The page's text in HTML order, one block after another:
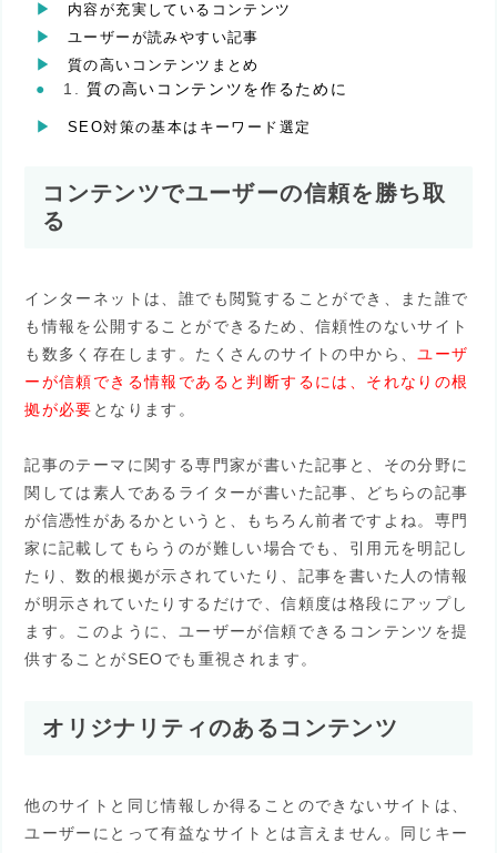
内容が充実しているコンテンツ
ユーザーが読みやすい記事
質の高いコンテンツまとめ
質の高いコンテンツを作るために
SEO対策の基本はキーワード選定
コンテンツでユーザーの信頼を勝ち取
る
インターネットは、誰でも閲覧することができ、また誰で
も情報を公開することができるため、信頼性のないサイト
も数多く存在します。たくさんのサイトの中から、ユーザ
ーが信頼できる情報であると判断するには、それなりの根
拠が必要 となります。
記事のテーマに関する専門家が書いた記事と、その分野に
関しては素人であるライターが書いた記事、どちらの記事
が信憑性があるかというと、もちろん前者ですよね。専門
家に記載してもらうのが難しい場合でも、引用元を明記し
たり、数的根拠が示されていたり、記事を書いた人の情報
が明示されていたりするだけで、信頼度は格段にアップし
ます。このように、ユーザーが信頼できるコンテンツを提
供することがSEOでも重視されます。
オリジナリティのあるコンテンツ
他のサイトと同じ情報しか得ることのできないサイトは、
ユーザーにとって有益なサイトとは言えません。同じキー